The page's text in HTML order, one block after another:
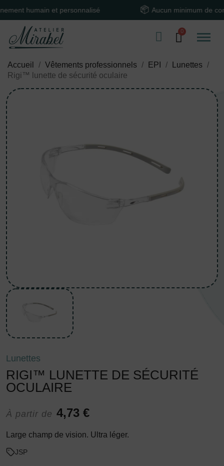
humain et personnalisé Aucun minimum de
Accueil Vêtements professionnels EPI
Lunettes
Rigi™ lunette de sécurité oculaire
Lunettes
RIGI™ LUNETTE DE SÉCURITÉ
OCULAIRE
À partir de 4,73 €
Large champ de vision. Ultra léger.
JSP